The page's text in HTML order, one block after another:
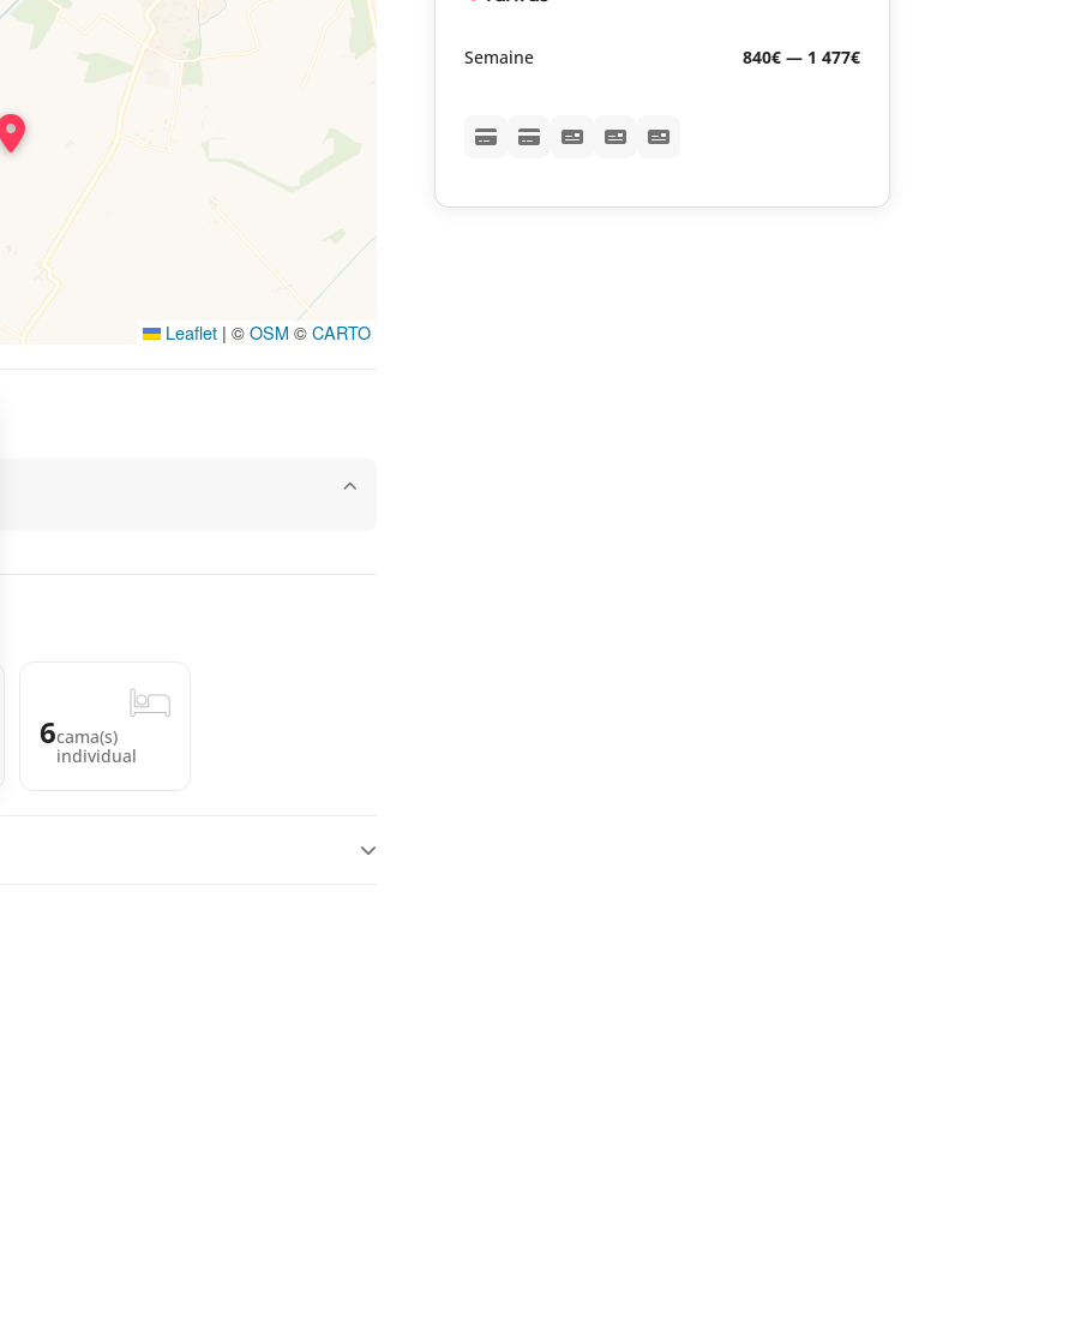
plantado de árboles, muebles de jardín,
piscina es compartida con otras 2 casas
a unos 70 m de la casa rural. La
niños pequeños. Aparcamiento en la
Leaflet | ©OSM ©CARTO
6cama(s)
individual
Semaine 840€ — 1 477€